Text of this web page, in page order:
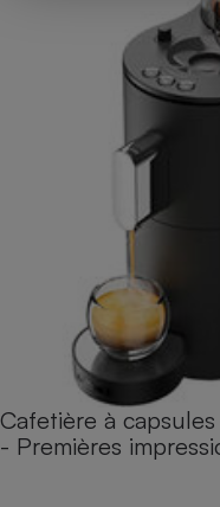
Cafetière à
- Premières